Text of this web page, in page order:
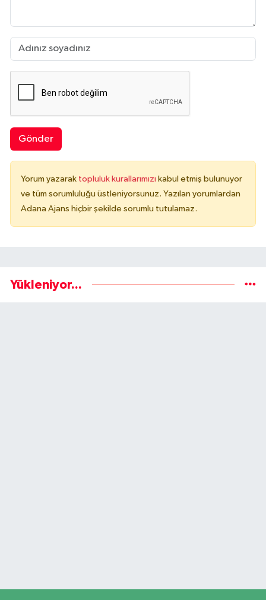
Gönder
Yorum yazarak topluluk kurallarımızı kabul etmiş bulunuyor
ve tüm sorumluluğu üstleniyorsunuz. Yazılan yorumlardan
Adana Ajans hiçbir şekilde sorumlu tutulamaz.
Yükleniyor...